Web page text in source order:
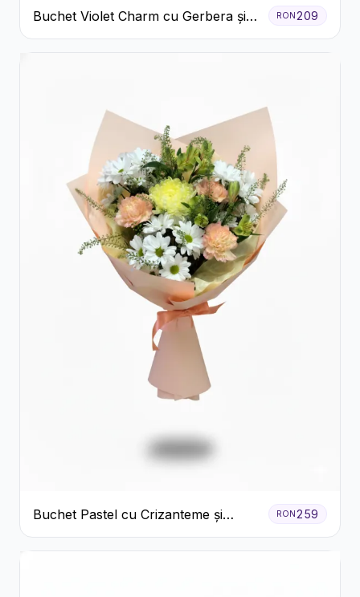
Buchet Violet Charm cu Gerbera și
Lisianthus Alb
RON 209
Buchet Pastel cu Crizanteme și
Garoafe
RON 259